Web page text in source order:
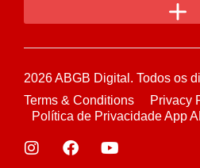
2026 ABGB Digital. Todos os
Terms & Conditions
Privacy
Política de Privacidade App